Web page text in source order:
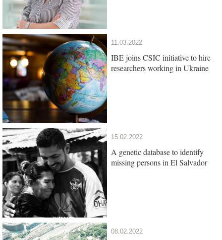
11.03.2022
IBE joins CSIC initiative to hire
researchers working in Ukraine
15.02.2022
A genetic database to identify
missing persons in El Salvador
08.02.2022